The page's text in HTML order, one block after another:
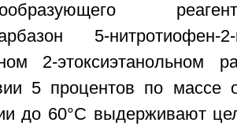
5-нитротиофен-
2-этоксиэтанольном
5 процентов по массе
до 60°С выдерживают